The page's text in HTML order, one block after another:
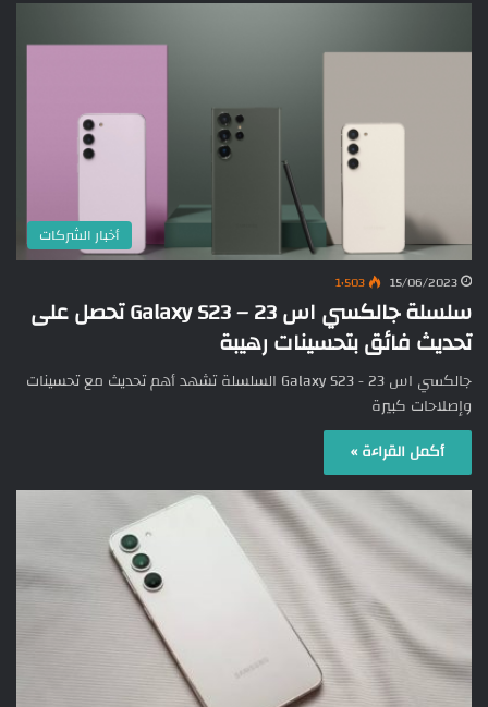
أخبار الشركات
15/06/2023 1٬503
سلسلة جالكسي اس 23 – Galaxy S23 تحصل على
تحديث فائق بتحسينات رهيبة
جالكسي اس 23 - Galaxy S23 السلسلة تشهد أهم تحديث مع تحسينات
وإصلاحات كبيرة
أكمل القراءة »